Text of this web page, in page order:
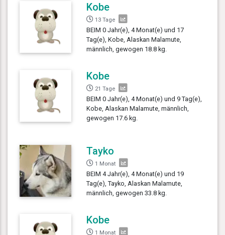
Kobe
13 Tage
BEIM 0 Jahr(e), 4 Monat(e) und 17
Tag(e), Kobe, Alaskan Malamute,
männlich, gewogen 18.8 kg.
Kobe
21 Tage
BEIM 0 Jahr(e), 4 Monat(e) und 9 Tag(e),
Kobe, Alaskan Malamute, männlich,
gewogen 17.6 kg.
Tayko
1 Monat
BEIM 4 Jahr(e), 4 Monat(e) und 19
Tag(e), Tayko, Alaskan Malamute,
männlich, gewogen 33.8 kg.
Kobe
1 Monat